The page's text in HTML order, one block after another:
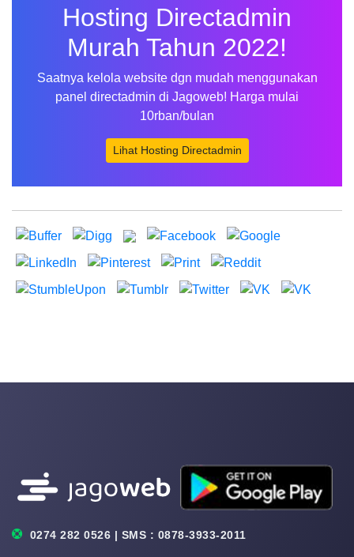
Hosting Directadmin
Murah Tahun 2022!
Saatnya kelola website dgn mudah menggunakan
panel directadmin di Jagoweb! Harga mulai
10rban/bulan
Lihat Hosting Directadmin
0274 282 0526 | SMS : 0878-3933-2011